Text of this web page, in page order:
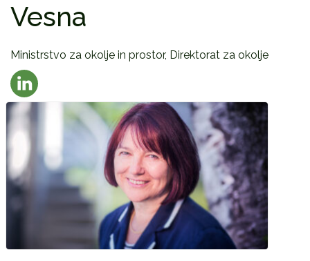
Vesna
Ministrstvo za okolje in prostor, Direktorat za okolje